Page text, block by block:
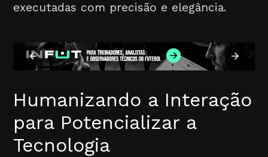
executadas com precisão e elegância.
Humanizando a Interação
para Potencializar a
Tecnologia